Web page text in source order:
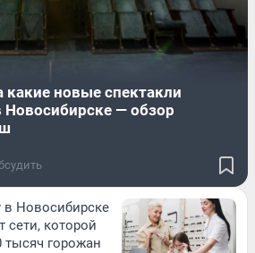
какие новые спектакли
Новосибирске — обзор
в Новосибирске
сети, которой
тысяч горожан